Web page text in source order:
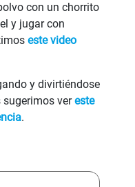
con un chorrito
y jugar con
este video
y divirtiéndose
ver este
.